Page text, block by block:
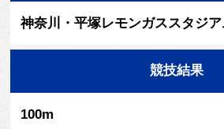
神奈川・平塚レモンガススタジア
競技結果
100m